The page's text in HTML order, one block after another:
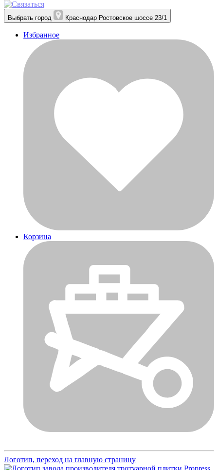
Выбрать город Краснодар Ростовское шоссе 23/1
Избранное
Корзина
Логотип, переход на главную страницу